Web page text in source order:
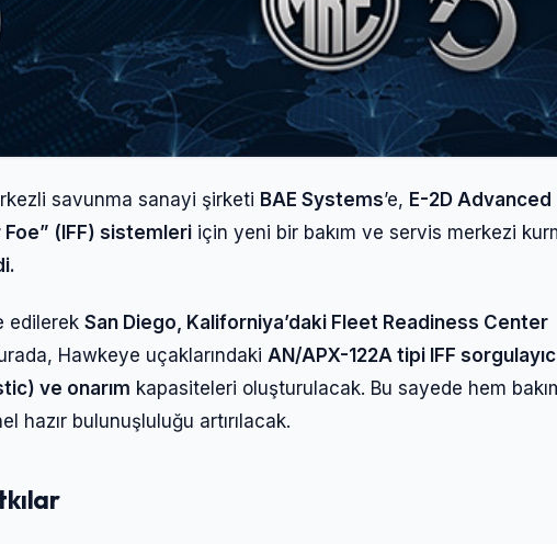
savunma sanayi şirketi BAE Systems’e, E-2D Advanced
Foe” (IFF) sistemleri için yeni bir bakım ve servis merkezi
edilerek San Diego, Kaliforniya’daki Fleet Readiness Center
Hawkeye uçaklarındaki AN/APX-122A tipi IFF
ve onarım kapasiteleri oluşturulacak. Bu sayede hem
hazır bulunuşluluğu artırılacak.